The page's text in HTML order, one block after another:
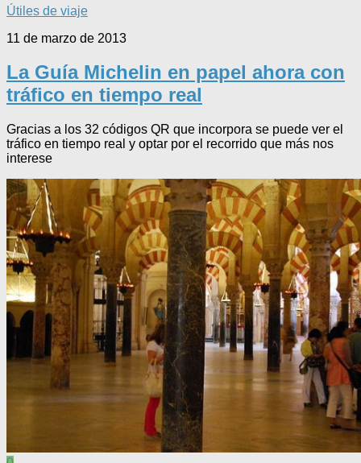
Útiles de viaje
11 de marzo de 2013
La Guía Michelin en papel ahora con
tráfico en tiempo real
Gracias a los 32 códigos QR que incorpora se puede ver el
tráfico en tiempo real y optar por el recorrido que más nos
interese